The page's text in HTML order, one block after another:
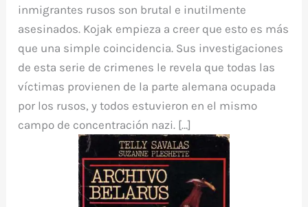
inmigrantes rusos son brutal e inutilmente
asesinados. Kojak empieza a creer que esto es más
que una simple coincidencia. Sus investigaciones
de esta serie de crimenes le revela que todas las
víctimas provienen de la parte alemana ocupada
por los rusos, y todos estuvieron en el mismo
campo de concentración nazi. […]